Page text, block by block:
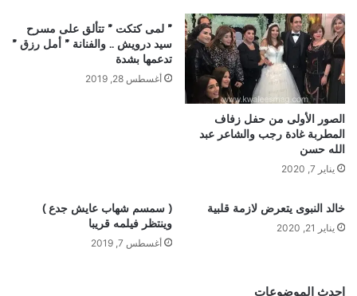
الصور الأولى من حفل زفاف
المطربة غادة رجب والشاعر عبد
الله حسن
يناير 7, 2020
” لمى كتكت ” تتألق على مسرح
سيد درويش .. والفنانة ” أمل رزق ”
تدعمها بشدة
أغسطس 28, 2019
خالد النبوى يتعرض لازمة قلبية
يناير 21, 2020
( سمسم شهاب عايش جدع )
وينتظر فيلمه قريبا
أغسطس 7, 2019
احدث الموضوعات